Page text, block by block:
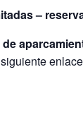
–
enlace